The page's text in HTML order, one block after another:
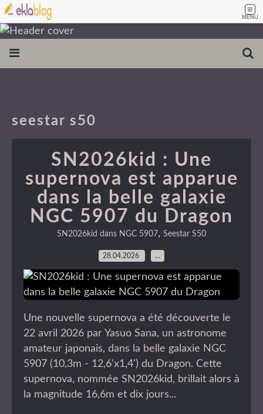
MENU
seestar s50
SN2026kid : Une
supernova est apparue
dans la belle galaxie
NGC 5907 du Dragon
SN2026kid dans NGC 5907, Seestar S50
28.04.2026 …
Une nouvelle supernova a été découverte le
22 avril 2026 par Yasuo Sana, un astronome
amateur japonais, dans la belle galaxie NGC
5907 (10,3m - 12,6'x1,4') du Dragon. Cette
supernova, nommée SN2026kid, brillait alors à
la magnitude 16,6m et dix jours...